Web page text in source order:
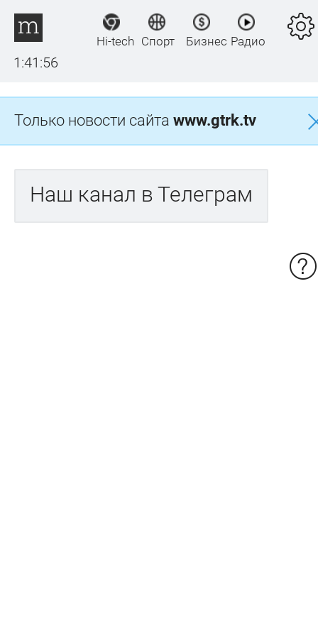
1:41:57
Hi-tech Спорт Бизнес Радио
Только новости сайта www.gtrk.tv
Наш канал в Телеграм